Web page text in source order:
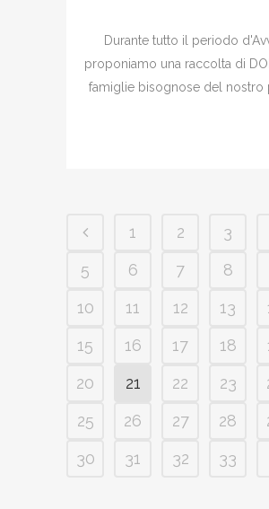
Durante tutto il periodo
proponiamo una raccolta di
famiglie bisognose del nostro
1 2 3
5
6 7 8
10
11 12 13
15
16 17 18
20
21 22 23
25
26 27 28
30
31 32 33